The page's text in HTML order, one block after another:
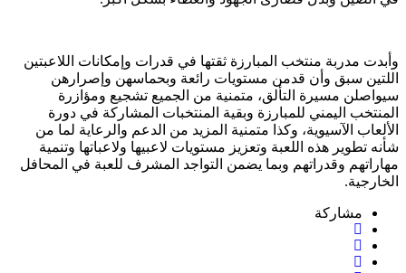
وأبدت مدربة منتخب المبارزة ثقتها في قدرات وإمكانات اللاعبتين
اللتين سبق وأن قدمن مستويات رائعة وبحماسهن وإصرارهن
سيواصلن مسيرة التألق، متمنية من الجميع تشجيع ومؤازرة
المنتخب اليمني للمبارزة وبقية المنتخبات المشاركة في دورة
الألعاب الآسيوية، وكذا متمنية المزيد من الدعم والرعاية لما من
شأنه تطوير هذه اللعبة وتعزيز مستويات لاعبيها ولاعباتها وتنمية
مهاراتهم وقدراتهم وبما يضمن التواجد المشرف للعبة في المحافل
الخارجية.
مشاركة